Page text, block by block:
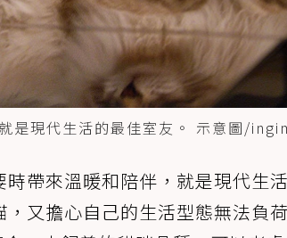
是現代生活的最佳室友。 示意圖/
帶來溫暖和陪伴，就是現代生
又擔心自己的生活型態無法負